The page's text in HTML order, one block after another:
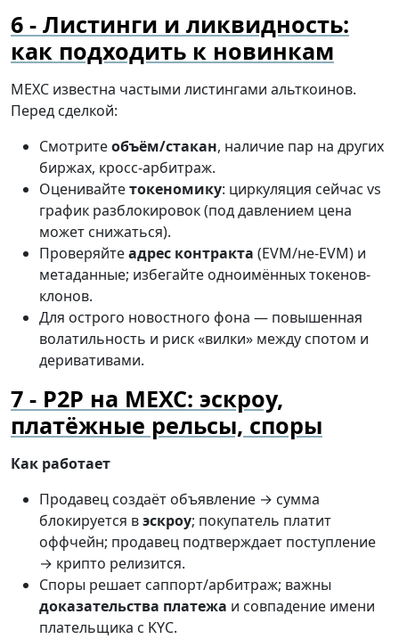
Листинги и ликвидность:
как подходить к новинкам
MEXC известна частыми листингами альткоинов.
Перед сделкой:
Смотритеобъём/стакан, наличие пар на других
биржах, кросс-арбитраж.
Оценивайтетокеномику: циркуляция сейчас vs
график разблокировок (под давлением цена
может снижаться).
Проверяйтеадрес контракта (EVM/не-EVM) и
метаданные; избегайте одноимённых токенов-
клонов.
Для острого новостного фона — повышенная
волатильность и риск «вилки» между спотом и
деривативами.
P2P на MEXC: эскроу,
платёжные рельсы, споры
Как работает
Продавец создаёт объявление → сумма
блокируется вэскроу; покупатель платит
оффчейн; продавец подтверждает поступление
→ крипто релизится.
Споры решает саппорт/арбитраж; важны
доказательства платежа и совпадение имени
плательщика с KYC.